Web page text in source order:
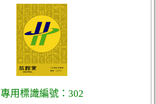
專用標識編號：302